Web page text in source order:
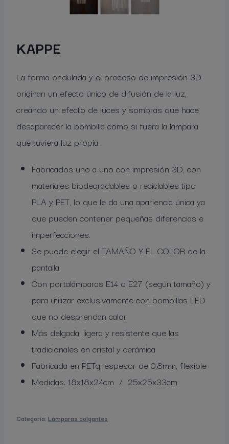
KAPPE
La forma ondulada y el proceso de impresión 3D
originan un efecto único de difusión de la luz,
creando un efecto de luces y sombras que hace
desaparecer la bombilla como si fuera la lámpara
que tuviera luz propia.
Fabricados uno a uno con impresión 3D, con
materiales biodegradables o reciclables tipo
PLA y PET, lo que le da una apariencia única ya
que pueden contener pequeñas diferencias e
imperfecciones.
Se puede elegir el TAMAÑO Y EL COLOR de la
pantalla
Con portalámparas E14 o E27 (según tamaño) y
para utilizar exclusivamente con bombillas LED
que no desprendan calor
Más delgada, ligera y resistente que las
tradicionales en cristal y cerámica
Fabricada en PETg, espesor de 0,8mm, flexible
Medidas: 18x18x24cm / 25x25x33cm
Categoría: Lámparas colgantes